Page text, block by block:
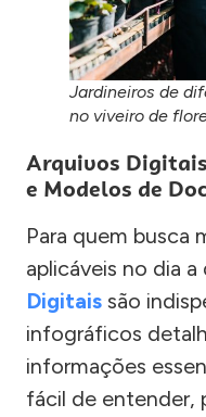
Jardineiros de
no viveiro de
Arquivos
e Modelos de
Para quem busca
aplicáveis no dia a
Digitais são
infográficos
informações
fácil de entender,